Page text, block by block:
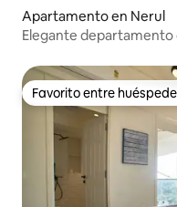
Apartamento en Nerul
Elegante departamento
Favorito entre
Favorito entre